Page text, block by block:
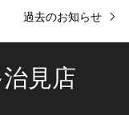
過去のお知らせ
見店